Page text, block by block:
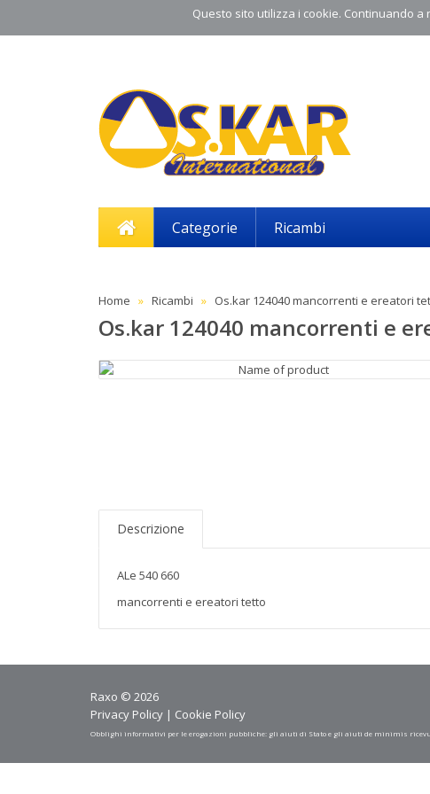
Questo sito utilizza i cookie. Continuando
Categorie Ricambi
Home Ricambi Os.kar 124040 mancorrenti e ereatori
Os.kar 124040 mancorrenti e
Descrizione
ALe 540 660
mancorrenti e ereatori tetto
Raxo © 2026
Privacy Policy | Cookie Policy
Obblighi informativi per le erogazioni pubbliche: gli aiuti di Stato e gli aiuti de minimis